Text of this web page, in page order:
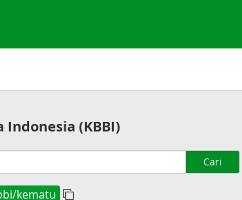
Indonesia (KBBI)
Cari
kematu